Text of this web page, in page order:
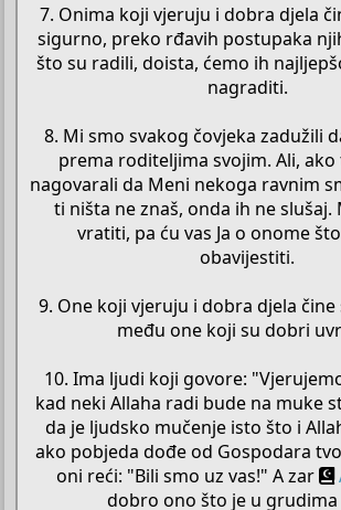
7. Onima koji vjeruju i dobra djela
sigurno, preko rđavih postupaka
što su radili, doista, ćemo ih
nagraditi.
8. Mi smo svakog čovjeka zadužili
prema roditeljima svojim. Ali,
nagovarali da Meni nekoga ravnim
ti ništa ne znaš, onda ih ne slušaj.
vratiti, pa ću vas Ja o onome
obavijestiti.
9. One koji vjeruju i dobra djela
među one koji su dobri
10. Ima ljudi koji govore:
kad neki Allaha radi bude na muke
da je ljudsko mučenje isto što i
ako pobjeda dođe od Gospodara
oni reći: "Bili smo uz vas!" A zar
dobro ono što je u grudima